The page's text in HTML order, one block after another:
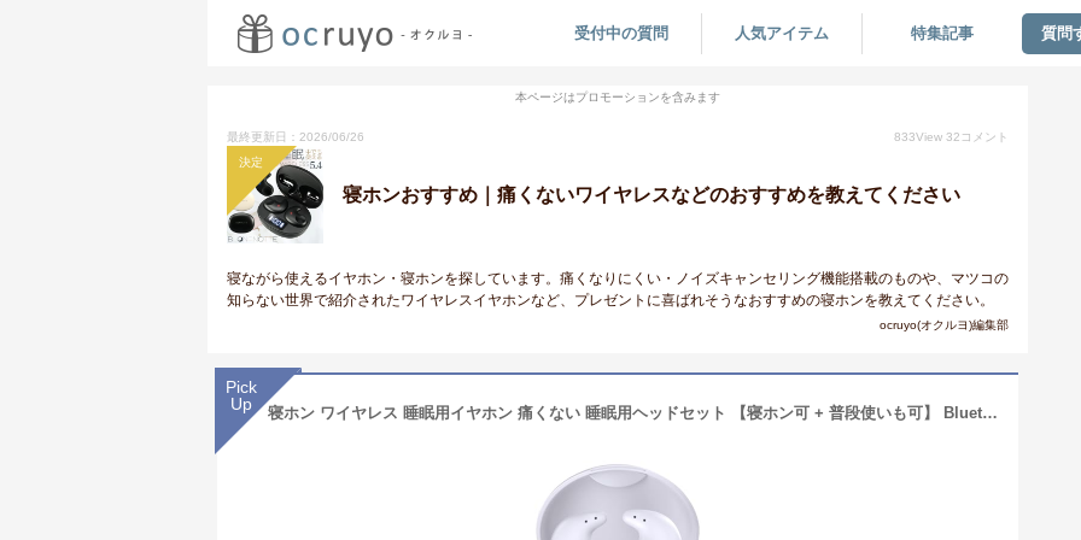
受付中の質問 人気アイテム 特集記事 質問
本ページはプロモーションを含みます
最終更新日：2026/06/26 833View 32 コメント
決定
寝ホンおすすめ｜痛くないワイヤレスなどのおすすめを教えてください
寝ながら使えるイヤホン・寝ホンを探しています。痛くなりにくい・ノイズキャンセリング機能搭載のものや、マツコの
知らない世界で紹介されたワイヤレスイヤホンなど、プレゼントに喜ばれそうなおすすめの寝ホンを教えてください。
ocruyo(オクルヨ)編集部
Pick
Up
寝ホン ワイヤレス 睡眠用イヤホン 痛くない 睡眠用ヘッドセット 【寝ホン可 + 普段使いも可】 Bluetooth5.3 ミニサイズ 超小型 イヤフォン 隠し ASMR推薦 超軽量約3g 左右耳兼用 片耳/両耳 インナーイヤー型 マイク内蔵 耳が疲れない 低遅延 音画同期 途切れない 音漏れ低減 Type-C iPhone iPad 各種対応 (ホワイト)